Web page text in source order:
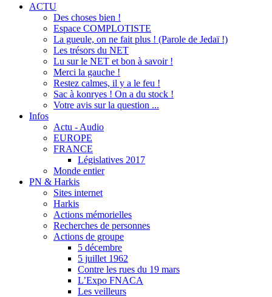
ACTU
Des choses bien !
Espace COMPLOTISTE
La gueule, on ne fait plus ! (Parole de Jedaï !)
Les trésors du NET
Lu sur le NET et bon à savoir !
Merci la gauche !
Restez calmes, il y a le feu !
Sac à konryes ! On a du stock !
Votre avis sur la question ...
Infos
Actu - Audio
EUROPE
FRANCE
Législatives 2017
Monde entier
PN & Harkis
Sites internet
Harkis
Actions mémorielles
Recherches de personnes
Actions de groupe
5 décembre
5 juillet 1962
Contre les rues du 19 mars
L’Expo FNACA
Les veilleurs